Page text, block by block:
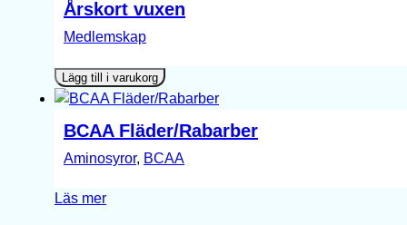
Årskort vuxen
Medlemskap
Lägg till i varukorg
BCAA Fläder/Rabarber
Aminosyror, BCAA
Läs mer